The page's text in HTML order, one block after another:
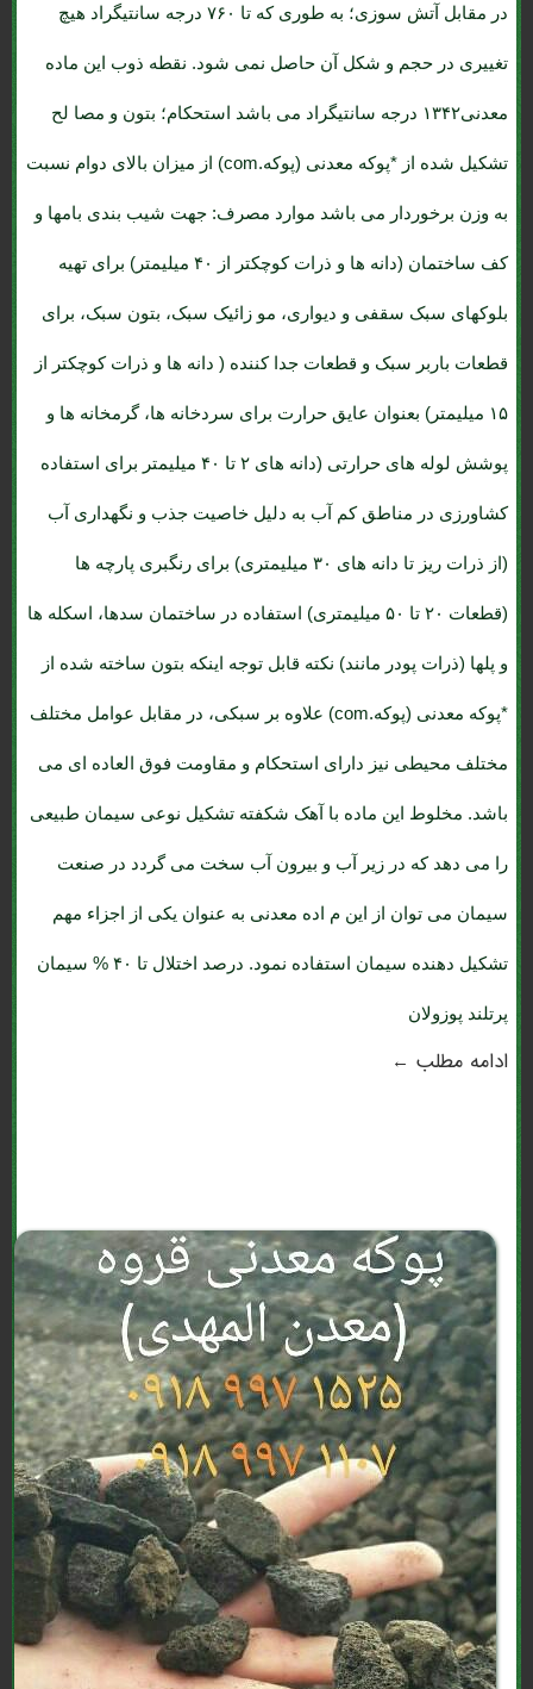
در مقابل آتش سوزی؛ به طوری که تا ۷۶۰ درجه سانتیگراد هیچ
تغییری در حجم و شکل آن حاصل نمی شود. نقطه ذوب این ماده
معدنی۱۳۴۲ درجه سانتیگراد می باشد استحکام؛ بتون و مصا لح
تشکیل شده از *پوکه معدنی (پوکه.com) از میزان بالای دوام نسبت
به وزن برخوردار می باشد موارد مصرف: جهت شیب بندی بامها و
کف ساختمان (دانه ها و ذرات کوچکتر از ۴۰ میلیمتر) برای تهیه
بلوکهای سبک سقفی و دیواری، مو زائیک سبک، بتون سبک، برای
قطعات باربر سبک و قطعات جدا کننده ( دانه ها و ذرات کوچکتر از
۱۵ میلیمتر) بعنوان عایق حرارت برای سردخانه ها، گرمخانه ها و
پوشش لوله های حرارتی (دانه های ۲ تا ۴۰ میلیمتر برای استفاده
کشاورزی در مناطق کم آب به دلیل خاصیت جذب و نگهداری آب
(از ذرات ریز تا دانه های ۳۰ میلیمتری) برای رنگبری پارچه ها
(قطعات ۲۰ تا ۵۰ میلیمتری) استفاده در ساختمان سدها، اسکله ها
و پلها (ذرات پودر مانند) نکته قابل توجه اینکه بتون ساخته شده از
*پوکه معدنی (پوکه.com) علاوه بر سبکی، در مقابل عوامل مختلف
مختلف محیطی نیز دارای استحکام و مقاومت فوق العاده ای می
باشد. مخلوط این ماده با آهک شکفته تشکیل نوعی سیمان طبیعی
را می دهد که در زیر آب و بیرون آب سخت می گردد در صنعت
سیمان می توان از این م اده معدنی به عنوان یکی از اجزاء مهم
تشکیل دهنده سیمان استفاده نمود. درصد اختلال تا ۴۰ % سیمان
پرتلند پوزولان
ادامه مطلب ←